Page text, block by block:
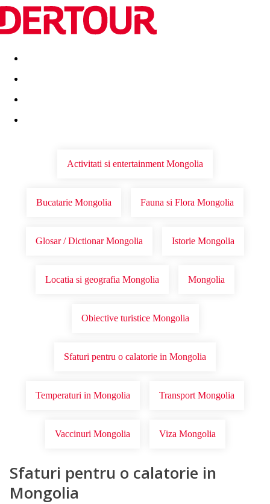
Destinatii Vacanta perfecta OFERTE DE NERATAT
Activitati si entertainment Mongolia
Bucatarie Mongolia Fauna si Flora Mongolia
Glosar / Dictionar Mongolia Istorie Mongolia
Locatia si geografia Mongolia Mongolia
Obiective turistice Mongolia
Sfaturi pentru o calatorie in Mongolia
Temperaturi in Mongolia Transport Mongolia
Vaccinuri Mongolia Viza Mongolia
Sfaturi pentru o calatorie in
Mongolia